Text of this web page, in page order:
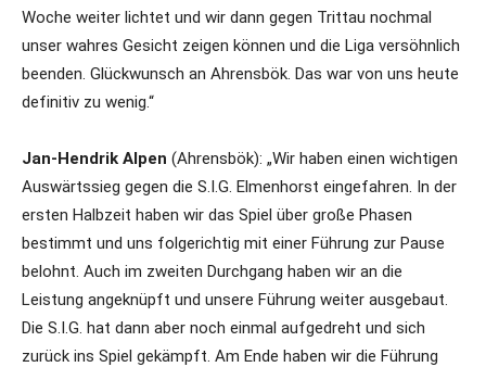
Woche weiter lichtet und wir dann gegen Trittau nochmal
unser wahres Gesicht zeigen können und die Liga versöhnlich
beenden. Glückwunsch an Ahrensbök. Das war von uns heute
definitiv zu wenig.“
Jan-Hendrik Alpen (Ahrensbök): „Wir haben einen wichtigen
Auswärtssieg gegen die S.I.G. Elmenhorst eingefahren. In der
ersten Halbzeit haben wir das Spiel über große Phasen
bestimmt und uns folgerichtig mit einer Führung zur Pause
belohnt. Auch im zweiten Durchgang haben wir an die
Leistung angeknüpft und unsere Führung weiter ausgebaut.
Die S.I.G. hat dann aber noch einmal aufgedreht und sich
zurück ins Spiel gekämpft. Am Ende haben wir die Führung